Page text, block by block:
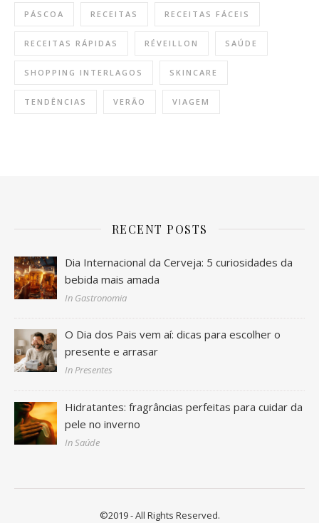
PÁSCOA RECEITAS RECEITAS FÁCEIS
RECEITAS RÁPIDAS RÉVEILLON SAÚDE
SHOPPING INTERLAGOS SKINCARE
TENDÊNCIAS VERÃO VIAGEM
RECENT POSTS
Dia Internacional da Cerveja: 5 curiosidades da
bebida mais amada
In Gastronomia
O Dia dos Pais vem aí: dicas para escolher o
presente e arrasar
In Presentes
Hidratantes: fragrâncias perfeitas para cuidar da
pele no inverno
In Saúde
©2019 - All Rights Reserved.